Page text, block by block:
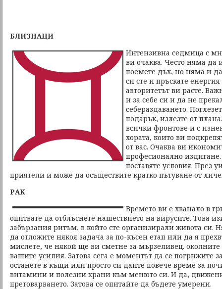
БЛИЗНАЦИ
Интензивна седмица с
ви очаква. Често няма да
поемете дъх, но няма и
си сте и пръскате
авторитетът ви расте.
и за себе си и да не
себераздаването.
подарък, излезте от
всички фронтове и с
хората, които ви
от вас. Очаква ви
професионално
поставяте условия. През
приятели и може да осъществите кратко пътуване от
РАК
Времето ви е хванало в
опитвате да отблъснете нашествието на вирусите. Това
забързания ритъм, в който сте организирали живота си.
да отложите някоя задача за по-късен етап или да я
мислете, че някой ще ви сметне за мързеливец.
вашите усилия. Затова сега е моментът да се погрижите
останете в къщи или просто си дайте повече време за
витамини и полезни храни към менюто си. И да,
претоварването. Затова се опитайте да бъдете умерени.